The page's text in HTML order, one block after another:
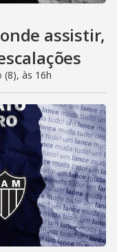
assistir,
(8), às 16h